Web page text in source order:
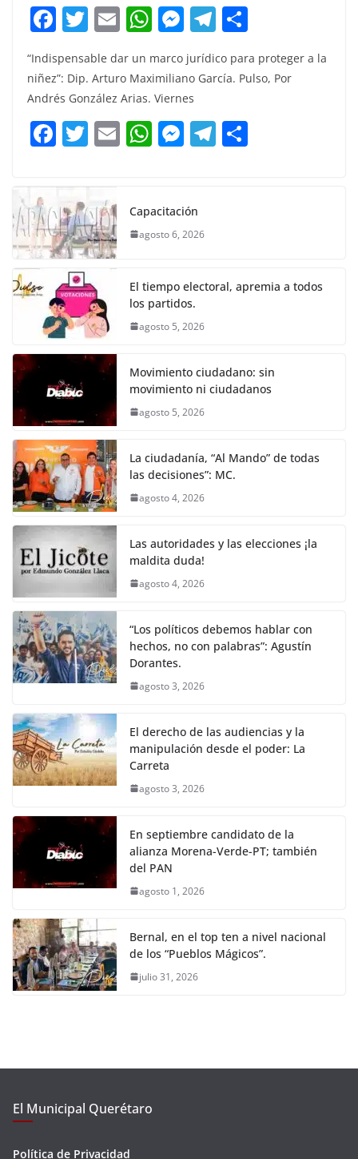
F
a
c
e
b
o
k
T
w
itt
er
E
m
ai
l
W
h
at
s
A
p
M
e
ss
e
n
g
T
el
e
a
m
m
“Indispensable dar un marco jurídico para proteger a la
niñez”: Dip. Arturo Maximiliano García. Pulso, Por
Andrés González Arias. Viernes
F
a
c
e
b
o
o
k
T
w
itt
er
E
m
W
h
s
A
p
M
e
e
n
er
T
el
Capacitación
agosto 6, 2026
El tiempo electoral, apremia a todos
los partidos.
agosto 5, 2026
Movimiento ciudadano: sin
movimiento ni ciudadanos
agosto 5, 2026
La ciudadanía, “Al Mando” de todas
las decisiones”: MC.
agosto 4, 2026
Las autoridades y las elecciones ¡la
maldita duda!
agosto 4, 2026
“Los políticos debemos hablar con
hechos, no con palabras”: Agustín
Dorantes.
agosto 3, 2026
El derecho de las audiencias y la
manipulación desde el poder: La
Carreta
agosto 3, 2026
En septiembre candidato de la
alianza Morena-Verde-PT; también
del PAN
agosto 1, 2026
Bernal, en el top ten a nivel nacional
de los “Pueblos Mágicos”.
julio 31, 2026
El Municipal Querétaro
Política de Privacidad